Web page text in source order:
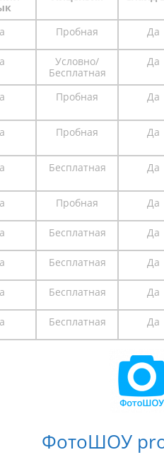
Пробная Да
Условно/
Бесплатная
Да
Пробная Да
Пробная Да
Бесплатная Да
Пробная Да
Бесплатная Да
Бесплатная Да
Бесплатная Да
Бесплатная Да
ФотоШОУ pro